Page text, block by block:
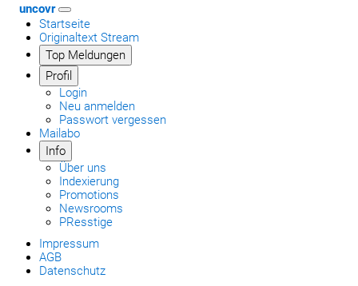
uncovr
Startseite
Originaltext Stream
Top Meldungen
Profil
Login
Neu anmelden
Passwort vergessen
Mailabo
Info
Über uns
Indexierung
Promotions
Newsrooms
PResstige
Impressum
AGB
Datenschutz